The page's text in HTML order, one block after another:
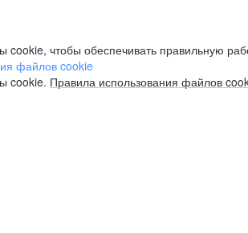
чтобы обеспечивать правильную
файлов cookie
cookie. Правила использования файлов